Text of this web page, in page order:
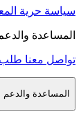
سياسة حرية
المساعدة
تواصل معنا طلب
المساعدة والدعم